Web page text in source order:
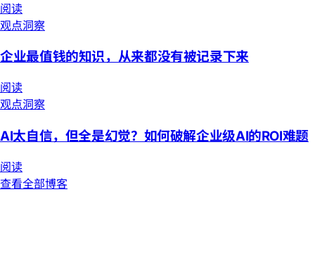
阅读
观点洞察
企业最值钱的知识，从来都没有被记录下来
阅读
观点洞察
AI太自信，但全是幻觉？如何破解企业级AI的ROI难题
阅读
查看全部博客